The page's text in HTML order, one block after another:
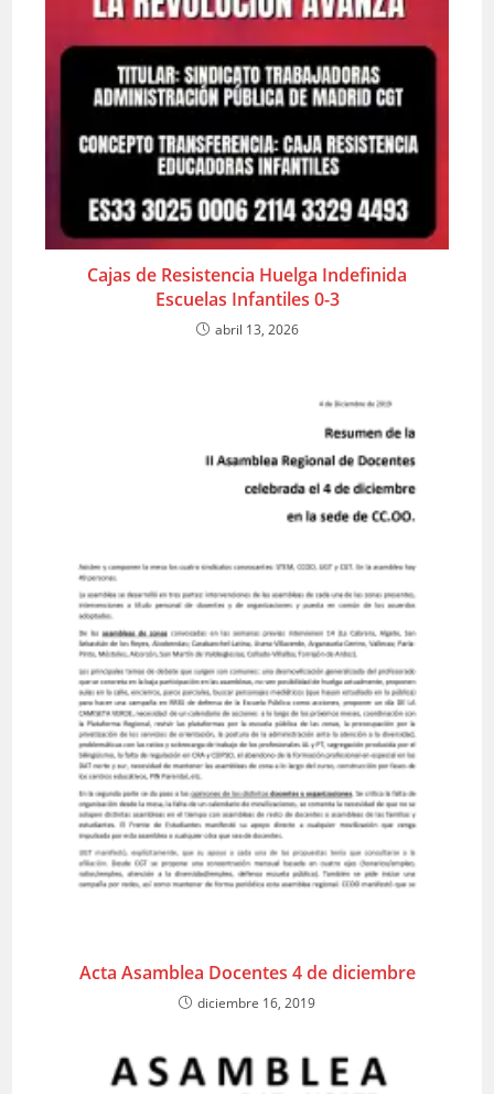
Cajas de Resistencia Huelga Indefinida
Escuelas Infantiles 0-3
abril 13, 2026
Acta Asamblea Docentes 4 de diciembre
diciembre 16, 2019